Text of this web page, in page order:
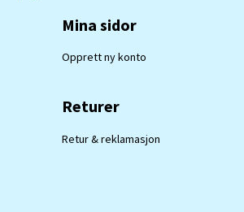
Mina sidor
Opprett ny konto
Returer
Retur & reklamasjon